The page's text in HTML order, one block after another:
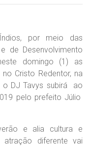
por meio das
de Desenvolvimento
domingo (1) as
Cristo Redentor, na
o DJ Tavys subirá ao
pelo prefeito Júlio
e alia cultura e
atração diferente vai